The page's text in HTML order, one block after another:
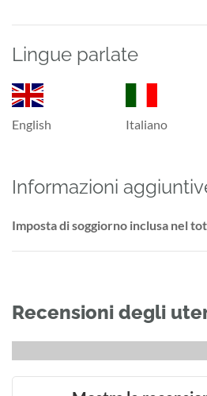
Lingue parlate
English Italiano
Informazioni
Imposta di soggiorno inclusa nel
Recensioni degli